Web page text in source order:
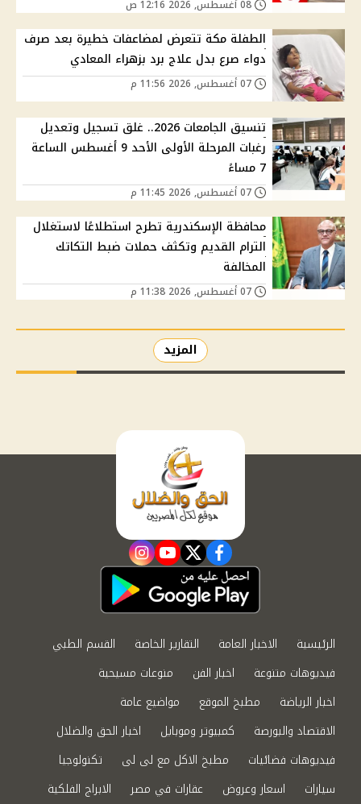
الطفلة مكة تتعرض لمضاعفات خطيرة بعد صرف
دواء صرع بدل علاج برد بزهراء المعادي
تنسيق الجامعات 2026.. غلق تسجيل وتعديل
رغبات المرحلة الأولى الأحد 9 أغسطس الساعة
7 مساءً
محافظة الإسكندرية تطرح استطلاعًا لاستغلال
الترام القديم وتكثف حملات ضبط التكاتك
المخالفة
المزيد
facebook
twitter
youtube
instagram
الرئيسية الاخبار العامة التقارير الخاصة
القسم الطبي
فيديوهات متنوعة
اخبار الفن
منوعات مسيحية
اخبار الرياضة
مطبخ الموقع
مواضيع عامة
الاقتصاد والبورصة
كمبيوتر وموبايل
اخبار الحق والضلال
فيديوهات فضائيات
مطبخ الاكل مع لى لى
تكنولوجيا
سيارات
اسعار وعروض عقارات في مصر الابراج الفلكية